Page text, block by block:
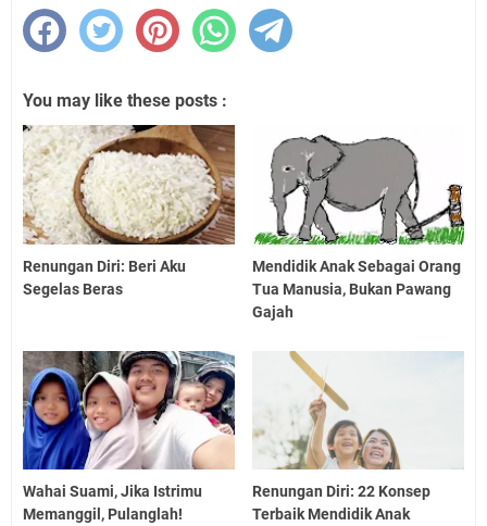
You may like these posts :
Renungan Diri: Beri Aku
Segelas Beras
Mendidik Anak Sebagai Orang
Tua Manusia, Bukan Pawang
Gajah
Wahai Suami, Jika Istrimu
Memanggil, Pulanglah!
Renungan Diri: 22 Konsep
Terbaik Mendidik Anak